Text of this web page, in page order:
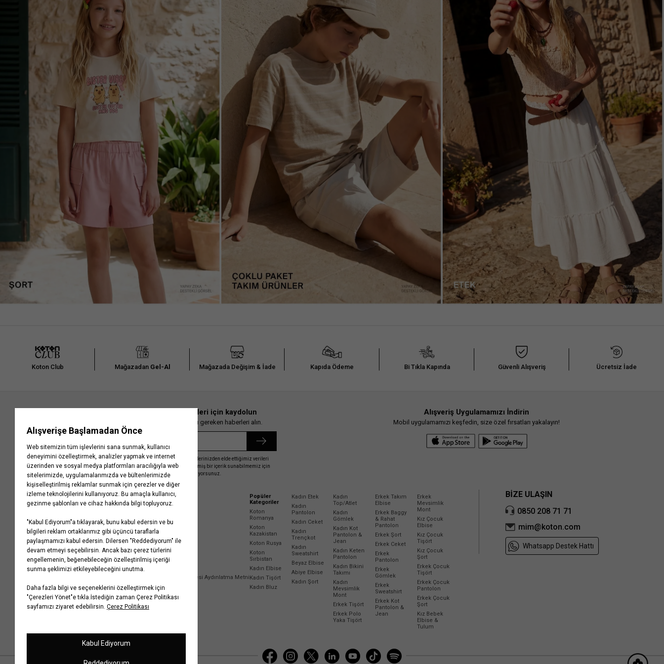
Koton Club Mağazadan Gel-Al Mağazada Değişim & İade Kapıda Ödeme Bi Tıkla Kapında Güvenli Alışveriş Ücretsiz İade
En güncel moda haberleri için kaydolun
Herkesten önce kaçırılmaması gereken haberleri alın.
Kayıt olmakla, Koton ile olan etkileşimlerinizden elde ettiğimiz verileri
işleme almamız ve size kişiselleştirilmiş bir içerik sunabilmemiz için
Gizlilik Politikasınıkabul etmiş sayılıyorsunuz.
Alışveriş Uygulamamızı İndirin
Mobil uygulamamızı keşfedin, size özel fırsatları yakalayın!
Kurumsal
Hakkımızda
Yaşama Saygı
Projelerimiz
Koton'da Kariyer
Politikalarımız
Bilgi Toplumu Hizmetleri
Yatırımcı İlişkileri
İletişim
Yardım
Sıkça Sorulan Sorular
İade Talebi Oluşturma Rehberi
Üyeliksiz Sipariş Takibi
Site Haritası
Mağazalarımız
Kampanyalar
Kişisel Verilerin Korunması
Müşteri Kişisel Verilerinin İşlenmesi Aydınlatma Metni
Çerez Aydınlatma Metni
İletişim Aydınlatma Metni
WhatsApp Hattı Aydınlatma Metni
Popüler
Kategoriler
Koton
Romanya
Koton
Kazakistan
Koton Rusya
Koton
Sırbistan
Kadın Elbise
Kadın Tişört
Kadın Bluz
Kadın Etek
Kadın
Pantolon
Kadın Ceket
Kadın
Trençkot
Kadın
Sweatshirt
Beyaz Elbise
Abiye Elbise
Kadın Şort
Kadın
Top/Atlet
Kadın
Gömlek
Kadın Kot
Pantolon &
Jean
Kadın Keten
Pantolon
Kadın Bikini
Takımı
Kadın
Mevsimlik
Mont
Erkek Tişört
Erkek Polo
Yaka Tişört
Erkek Takım
Elbise
Erkek Baggy
& Rahat
Pantolon
Erkek Şort
Erkek Ceket
Erkek
Pantolon
Erkek
Gömlek
Erkek
Sweatshirt
Erkek Kot
Pantolon &
Jean
Erkek
Mevsimlik
Mont
Kız Çocuk
Elbise
Kız Çocuk
Tişört
Kız Çocuk
Şort
Erkek Çocuk
Tişört
Erkek Çocuk
Pantolon
Erkek Çocuk
Şort
Kız Bebek
Elbise &
Tulum
BİZE ULAŞIN
0850 208 71 71
mim@koton.com
Whatsapp Destek Hattı